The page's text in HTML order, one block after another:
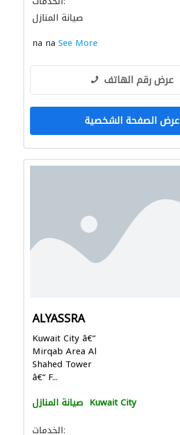
صيانة المنازل
na na See More
عرض رقم الهاتف
عرض الصفحة الشخصية
ALYASSRA
Kuwait City â€“
Mirqab Area Al
Shahed Tower
â€“ F...
صيانة المنازل Kuwait City
الخدمات: